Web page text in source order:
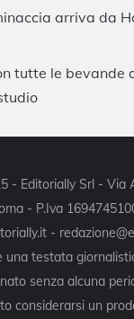
arriva da
tutte le bevande
- Editorially Srl - Via
- P.Iva
-
una testata
senza alcuna
considerarsi un